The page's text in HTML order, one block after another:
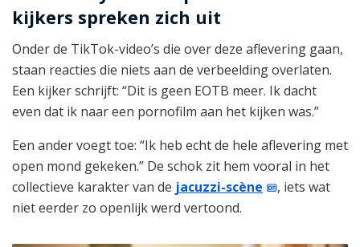
kijkers spreken zich uit
Onder de TikTok-video’s die over deze aflevering gaan,
staan reacties die niets aan de verbeelding overlaten.
Een kijker schrijft: “Dit is geen EOTB meer. Ik dacht
even dat ik naar een pornofilm aan het kijken was.”
Een ander voegt toe: “Ik heb echt de hele aflevering met
open mond gekeken.” De schok zit hem vooral in het
collectieve karakter van de jacuzzi-scène
, iets wat
niet eerder zo openlijk werd vertoond.